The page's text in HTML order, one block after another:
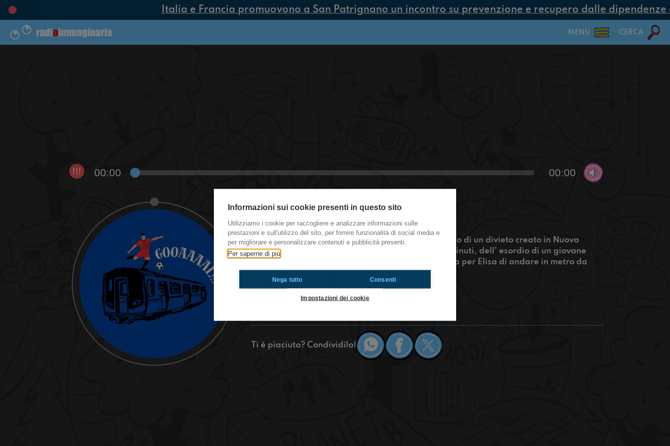
Italia e Francia promuovono a San Patrignano un incontro su prevenzione e recupero dalle dipendenze
MENU CERCA
!!! 00:00 00:00
#Milano Goal in metro!
Ciao a tutti milanesi e giargiana! Oggi vi parleremo di un divieto creato in Nuova
Zelanda , ovvero di contenere il tuo affetto per 3 minuti, dell' esordio di un giovane
giocatore italiano in Champions e della prima volta per Elisa di andare in metro da
sola!
https://www.radioimmaginaria.it
Ti è piaciuto? Condividilo!
Informazioni sui cookie presenti in questo sito
Utilizziamo i cookie per raccogliere e analizzare informazioni sulle
prestazioni e sull'utilizzo del sito, per fornire funzionalità di social media e
per migliorare e personalizzare contenuti e pubblicità presenti.
Per saperne di più
Nega tutto Consenti
Impostazioni dei cookie